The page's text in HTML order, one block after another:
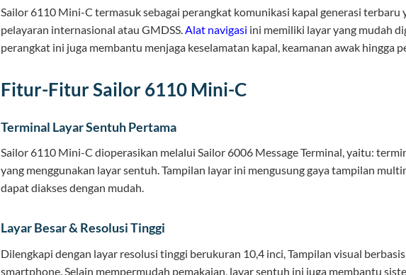
Sailor 6110 Mini-C termasuk sebagai perangkat komunikasi kapal generasi
pelayaran internasional atau GMDSS.Alat navigasi ini memiliki layar yang mudah
perangkat ini juga membantu menjaga keselamatan kapal, keamanan awak hingga
Fitur-Fitur Sailor 6110 Mini-C
Terminal Layar Sentuh Pertama
Sailor 6110 Mini-C dioperasikan melalui Sailor 6006 Message Terminal, yaitu:
yang menggunakan layar sentuh. Tampilan layar ini mengusung gaya tampilan
dapat diakses dengan mudah.
Layar Besar & Resolusi Tinggi
Dilengkapi dengan layar resolusi tinggi berukuran 10,4 inci, Tampilan visual
smartphone. Selain mempermudah pemakaian, layar sentuh ini juga membantu